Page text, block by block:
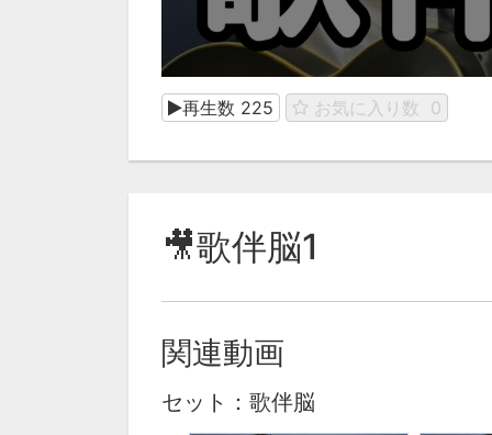
再生数 225 お気に入り数 0
🎥歌伴脳1
関連動画
セット：歌伴脳